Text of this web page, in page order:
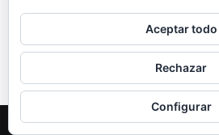
Neve| Funciona gracias
Aceptar todo
Rechazar
Configurar